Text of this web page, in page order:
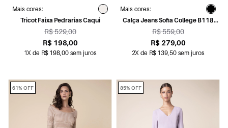
Mais cores:
Tricot Faixa Pedrarias Caqui
R$ 529,00
R$ 198,00
1X de R$ 198,00 sem juros
Mais cores:
Calça Jeans Sofia College B118
Lav.Escuro C/Used
R$ 559,00
R$ 279,00
2X de R$ 139,50 sem juros
61% OFF 85% OFF